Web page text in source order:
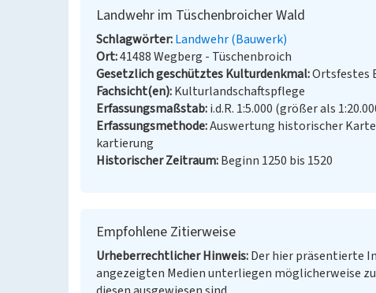
Landwehr im Tüschenbroicher Wald
Schlagwörter Landwehr (Bauwerk)
Ort 41488 Wegberg - Tüschenbroich
Gesetzlich geschütztes Kulturdenkmal Ortsfestes
Fachsicht(en) Kulturlandschaftspflege
Erfassungsmaßstab i.d.R. 1:5.000 (größer als
Erfassungsmethode Auswertung historischer
kartierung
Historischer Zeitraum Beginn 1250 bis 1520
Empfohlene Zitierweise
Urheberrechtlicher Hinweis Der hier präsentierte
angezeigten Medien unterliegen möglicherweise